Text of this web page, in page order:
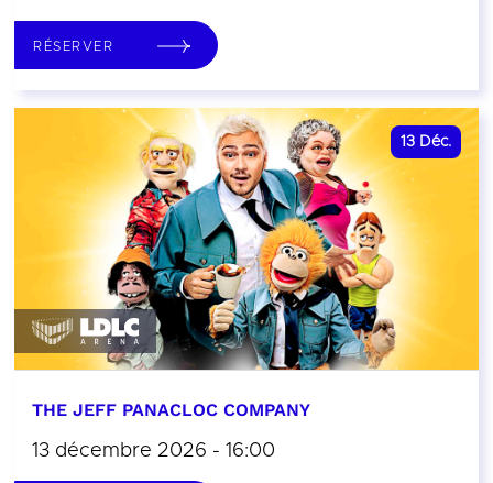
RÉSERVER
13 Déc.
THE JEFF PANACLOC COMPANY
13 décembre 2026 - 16:00